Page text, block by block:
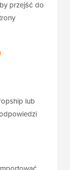
przejść do
lub